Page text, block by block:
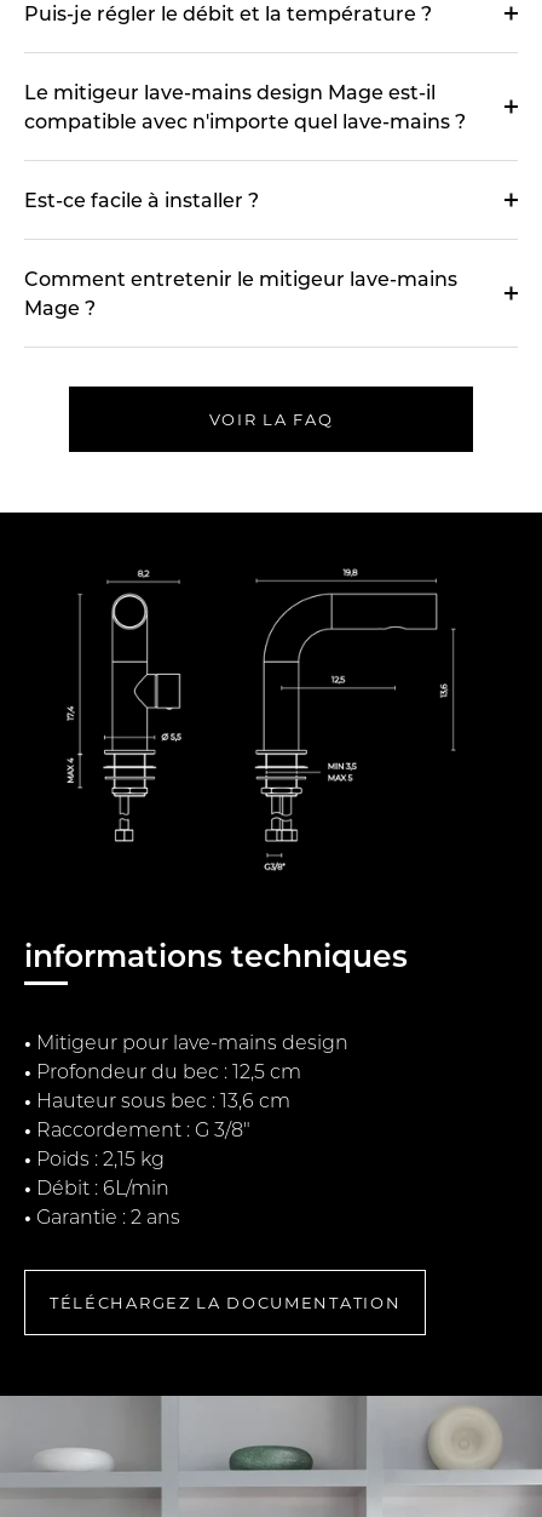
Puis-je régler le débit et la température ?
Le mitigeur lave-mains design Mage est-il
compatible avec n'importe quel lave-mains ?
Est-ce facile à installer ?
Comment entretenir le mitigeur lave-mains
Mage ?
VOIR LA FAQ
informations techniques
• Mitigeur pour lave-mains design
• Profondeur du bec : 12,5 cm
• Hauteur sous bec : 13,6 cm
• Raccordement : G 3/8"
• Poids : 2,15 kg
• Débit : 6L/min
• Garantie : 2 ans
TÉLÉCHARGEZ LA DOCUMENTATION